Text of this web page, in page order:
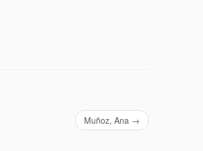
Muñoz, Ana →